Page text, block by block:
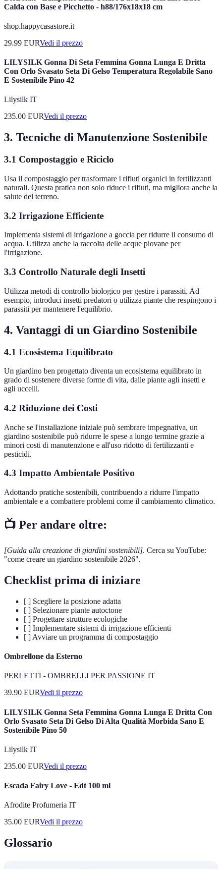
Calda con Base e Picchetto - h88/176x18x18 cm
shop.happycasastore.it
29.99 EURVedi il prezzo
LILYSILK Gonna Di Seta Femmina Gonna Lunga E Dritta
Con Orlo Svasato Seta Di Gelso Temperatura Regolabile Sano
E Sostenibile Pino 42
Lilysilk IT
235.00 EURVedi il prezzo
3. Tecniche di Manutenzione Sostenibile
3.1 Compostaggio e Riciclo
Usa il compostaggio per trasformare i rifiuti organici in fertilizzanti
naturali. Questa pratica non solo riduce i rifiuti, ma migliora anche la
salute del terreno.
3.2 Irrigazione Efficiente
Implementa sistemi di irrigazione a goccia per ridurre il consumo di
acqua. Utilizza anche la raccolta delle acque piovane per
l'irrigazione.
3.3 Controllo Naturale degli Insetti
Utilizza metodi di controllo biologico per gestire i parassiti. Ad
esempio, introduci insetti predatori o utilizza piante che respingono i
parassiti per mantenere l'equilibrio.
4. Vantaggi di un Giardino Sostenibile
4.1 Ecosistema Equilibrato
Un giardino ben progettato diventa un ecosistema equilibrato in
grado di sostenere diverse forme di vita, dalle piante agli insetti e
agli uccelli.
4.2 Riduzione dei Costi
Anche se l'installazione iniziale può sembrare impegnativa, un
giardino sostenibile può ridurre le spese a lungo termine grazie a
minori costi di manutenzione e all'uso ridotto di fertilizzanti e
pesticidi.
4.3 Impatto Ambientale Positivo
Adottando pratiche sostenibili, contribuendo a ridurre l'impatto
ambientale e a combattere problemi come il cambiamento climatico.
📺 Per andare oltre:
[Guida alla creazione di giardini sostenibili]. Cerca su YouTube:
"come creare un giardino sostenibile 2026".
Checklist prima di iniziare
[ ] Scegliere la posizione adatta
[ ] Selezionare piante autoctone
[ ] Progettare strutture ecologiche
[ ] Implementare sistemi di irrigazione efficienti
[ ] Avviare un programma di compostaggio
Ombrellone da Esterno
PERLETTI - OMBRELLI PER PASSIONE IT
39.90 EURVedi il prezzo
LILYSILK Gonna Seta Femmina Gonna Lunga E Dritta Con
Orlo Svasato Seta Di Gelso Di Alta Qualità Morbida Sano E
Sostenibile Pino 50
Lilysilk IT
235.00 EURVedi il prezzo
Escada Fairy Love - Edt 100 ml
Afrodite Profumeria IT
35.00 EURVedi il prezzo
Glossario